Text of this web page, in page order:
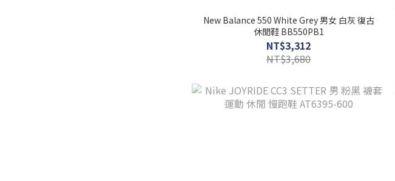
New Balance 550 White Grey 男女 白灰 復古
休閒鞋 BB550PB1
NT$3,312
NT$3,680